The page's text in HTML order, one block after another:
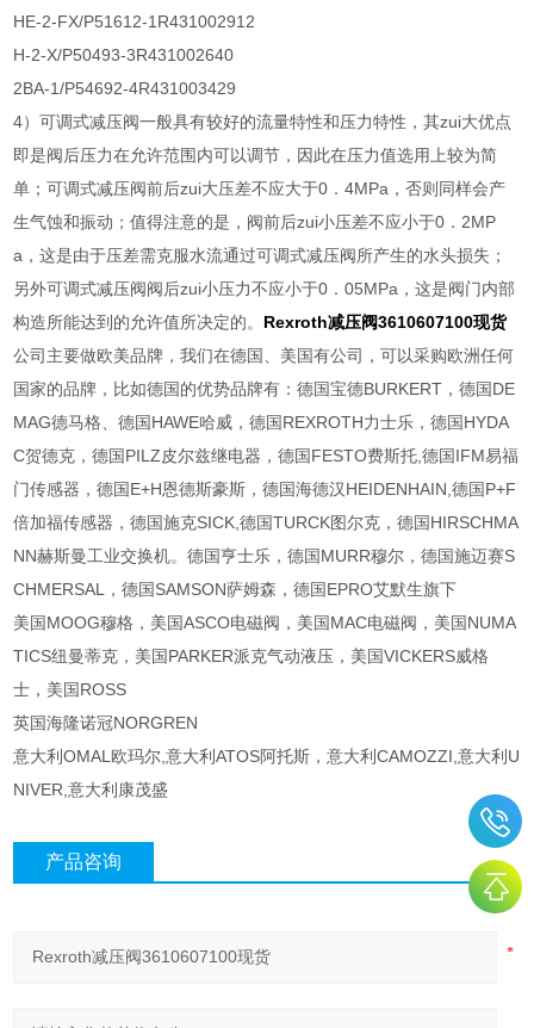
HE-2-FX/P51612-1R431002912
H-2-X/P50493-3R431002640
2BA-1/P54692-4R431003429
4）可调式减压阀一般具有较好的流量特性和压力特性，其zui大优点
即是阀后压力在允许范围内可以调节，因此在压力值选用上较为简
单；可调式减压阀前后zui大压差不应大于0．4MPa，否则同样会产
生气蚀和振动；值得注意的是，阀前后zui小压差不应小于0．2MP
a，这是由于压差需克服水流通过可调式减压阀所产生的水头损失；
另外可调式减压阀阀后zui小压力不应小于0．05MPa，这是阀门内部
构造所能达到的允许值所决定的。 Rexroth减压阀3610607100现货
公司主要做欧美品牌，我们在德国、美国有公司，可以采购欧洲任何
国家的品牌，比如德国的优势品牌有：德国宝德BURKERT，德国DE
MAG德马格、德国HAWE哈威，德国REXROTH力士乐，德国HYDA
C贺德克，德国PILZ皮尔兹继电器，德国FESTO费斯托,德国IFM易福
门传感器，德国E+H恩德斯豪斯，德国海德汉HEIDENHAIN,德国P+F
倍加福传感器，德国施克SICK,德国TURCK图尔克，德国HIRSCHMA
NN赫斯曼工业交换机。德国亨士乐，德国MURR穆尔，德国施迈赛S
CHMERSAL，德国SAMSON萨姆森，德国EPRO艾默生旗下
美国MOOG穆格，美国ASCO电磁阀，美国MAC电磁阀，美国NUMA
TICS纽曼蒂克，美国PARKER派克气动液压，美国VICKERS威格
士，美国ROSS
英国海隆诺冠NORGREN
意大利OMAL欧玛尔,意大利ATOS阿托斯，意大利CAMOZZI,意大利U
NIVER,意大利康茂盛
产品咨询